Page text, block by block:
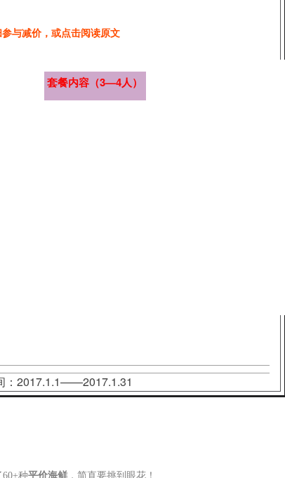
与减价，或点击阅读原文
套餐内容（3—4人）
：2017.1.1——2017.1.31
种平价海鲜 ，简直要挑到眼花！